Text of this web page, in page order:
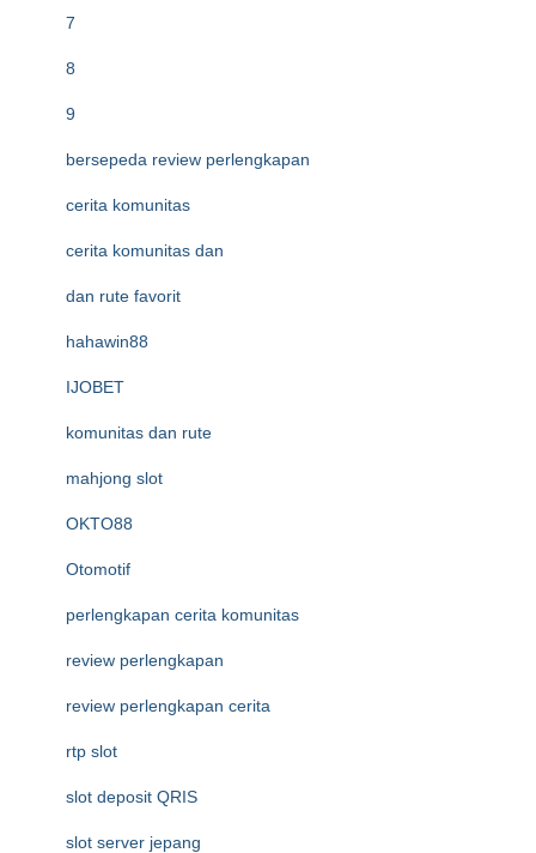
7
8
9
bersepeda review perlengkapan
cerita komunitas
cerita komunitas dan
dan rute favorit
hahawin88
IJOBET
komunitas dan rute
mahjong slot
OKTO88
Otomotif
perlengkapan cerita komunitas
review perlengkapan
review perlengkapan cerita
rtp slot
slot deposit QRIS
slot server jepang